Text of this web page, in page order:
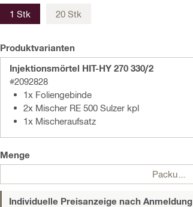
1 Stk
20 Stk
Produktvarianten
Injektionsmörtel HIT-HY 270 330/2
#2092828
1x Foliengebinde
2x Mischer RE 500 Sulzer kpl
1x Mischeraufsatz
Menge
Individuelle Preisanzeige nach Anmeldung